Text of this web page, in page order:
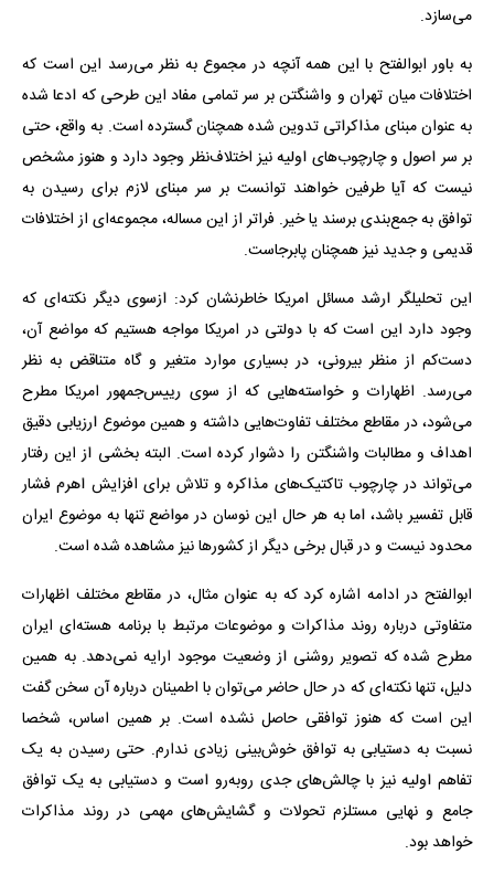
می‌سازد.
به باور ابوالفتح با این همه آنچه در مجموع به نظر می‌رسد این است که
اختلافات میان تهران و واشنگتن بر سر تمامی مفاد این طرحی که ادعا شده
به عنوان مبنای مذاکراتی تدوین شده همچنان گسترده است. به واقع، حتی
بر سر اصول و چارچوب‌های اولیه نیز اختلاف‌نظر وجود دارد و هنوز مشخص
نیست که آیا طرفین خواهند توانست بر سر مبنای لازم برای رسیدن به
توافق به جمع‌بندی برسند یا خیر. فراتر از این مساله، مجموعه‌ای از اختلافات
قدیمی و جدید نیز همچنان پابرجاست.
این تحلیلگر ارشد مسائل امریکا خاطرنشان کرد: ازسوی دیگر نکته‌ای که
وجود دارد این است که با دولتی در امریکا مواجه هستیم که مواضع آن،
دست‌کم از منظر بیرونی، در بسیاری موارد متغیر و گاه متناقض به نظر
می‌رسد. اظهارات و خواسته‌هایی که از سوی رییس‌جمهور امریکا مطرح
می‌شود، در مقاطع مختلف تفاوت‌هایی داشته و همین موضوع ارزیابی دقیق
اهداف و مطالبات واشنگتن را دشوار کرده است. البته بخشی از این رفتار
می‌تواند در چارچوب تاکتیک‌های مذاکره و تلاش برای افزایش اهرم فشار
قابل تفسیر باشد، اما به هر حال این نوسان در مواضع تنها به موضوع ایران
محدود نیست و در قبال برخی دیگر از کشورها نیز مشاهده شده است.
ابوالفتح در ادامه اشاره کرد که به عنوان مثال، در مقاطع مختلف اظهارات
متفاوتی درباره روند مذاکرات و موضوعات مرتبط با برنامه هسته‌ای ایران
مطرح شده که تصویر روشنی از وضعیت موجود ارایه نمی‌دهد. به همین
دلیل، تنها نکته‌ای که در حال حاضر می‌توان با اطمینان درباره آن سخن گفت
این است که هنوز توافقی حاصل نشده است. بر همین اساس، شخصا
نسبت به دستیابی به توافق خوش‌بینی زیادی ندارم. حتی رسیدن به یک
تفاهم اولیه نیز با چالش‌های جدی روبه‌رو است و دستیابی به یک توافق
جامع و نهایی مستلزم تحولات و گشایش‌های مهمی در روند مذاکرات
خواهد بود.